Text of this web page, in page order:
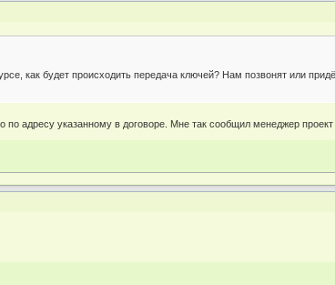
как будет происходить передача ключей? Нам позвонят или
адресу указанному в договоре. Мне так сообщил менеджер проект